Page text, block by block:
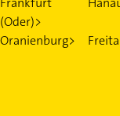
(Oder)>
Oranienburg>